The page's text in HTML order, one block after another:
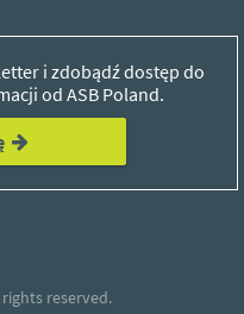
i zdobądź dostęp do
od ASB Poland.
reserved.